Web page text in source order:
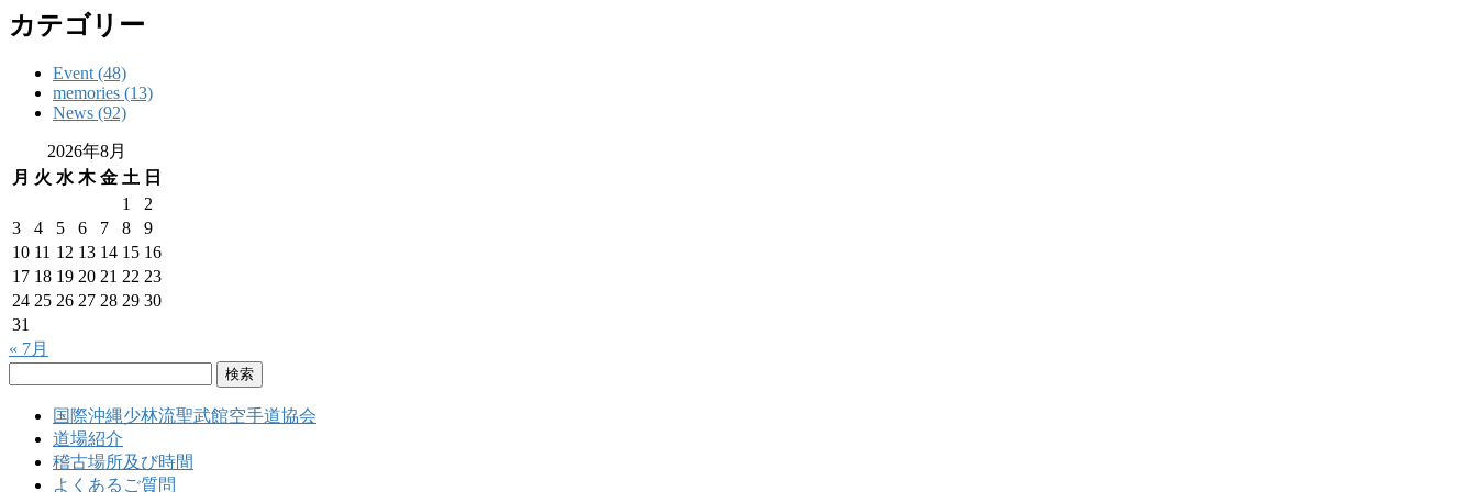
カテゴリー
Event (48)
memories (13)
News (92)
2026年8月
月 火 水 木 金 土 日
1
2
3
4 5 6 7 8
9
10 11 12 13 14 15 16
17 18 19 20 21 22 23
24 25 26 27 28 29 30
31
« 7月
国際沖縄少林流聖武館空手道協会
道場紹介
稽古場所及び時間
よくあるご質問